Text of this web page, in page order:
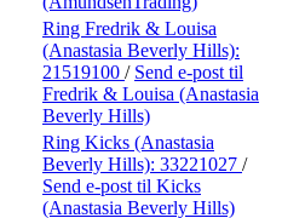
Ring Fredrik & Louisa
(Anastasia Beverly Hills):
21519100 / Send e-post til
Fredrik & Louisa (Anastasia
Beverly Hills)
Ring Kicks (Anastasia
Beverly Hills): 33221027 /
Send e-post til Kicks
(Anastasia Beverly Hills)